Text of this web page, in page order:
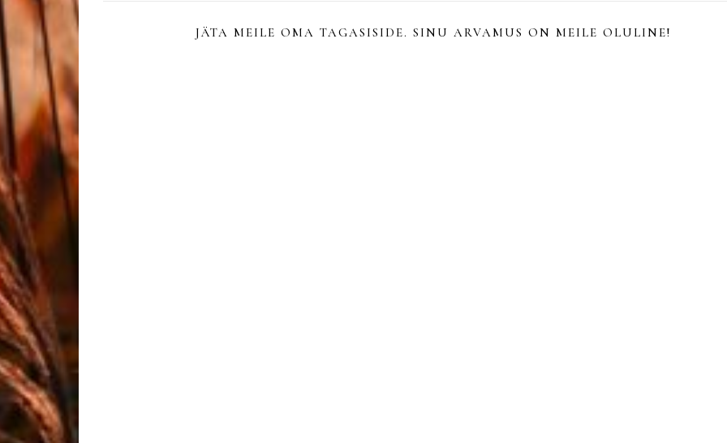
JÄTA MEILE OMA TAGASISIDE. SINU ARVAMUS ON MEILE OLULINE!